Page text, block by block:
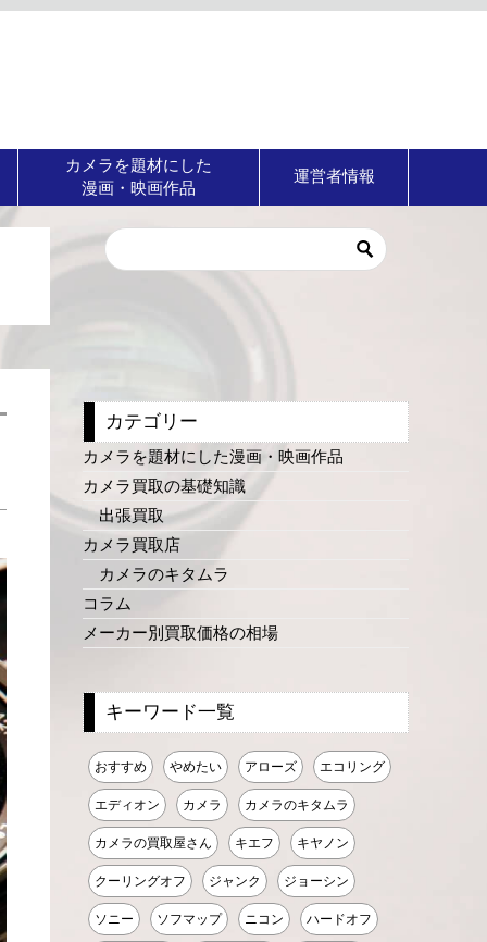
カメラを題材にした
漫画・映画作品
運営者情報
カテゴリー
カメラを題材にした漫画・映画作品
カメラ買取の基礎知識
出張買取
カメラ買取店
カメラのキタムラ
コラム
メーカー別買取価格の相場
キーワード一覧
おすすめ やめたい アローズ エコリング
エディオン カメラ カメラのキタムラ
カメラの買取屋さん キエフ キヤノン
クーリングオフ ジャンク ジョーシン
ソニー ソフマップ ニコン ハードオフ